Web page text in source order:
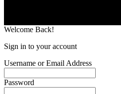
Welcome Back!
Sign in to your account
Username or Email Address
Password